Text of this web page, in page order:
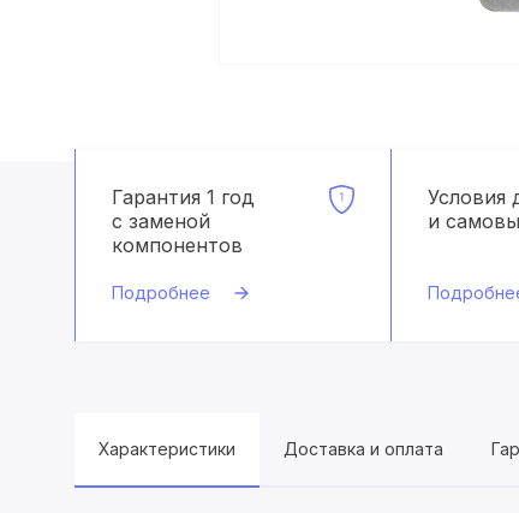
Гарантия 1 год
с заменой
компонентов
Подробнее
Условия
и
Характеристики Доставка и оплата